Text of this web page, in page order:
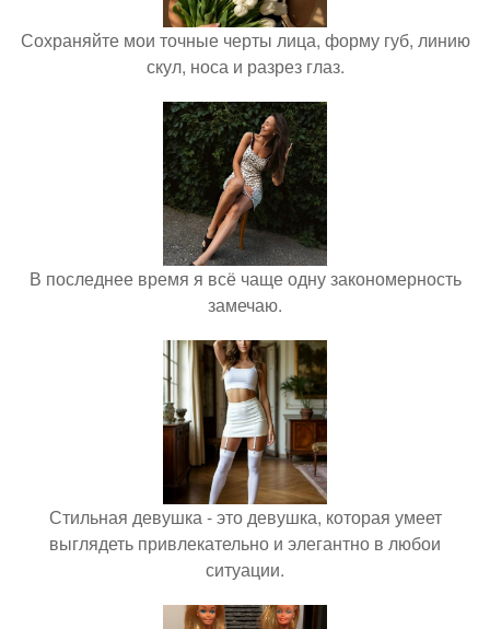
Сохраняйте мои точные черты лица, форму губ, линию
скул, носа и разрез глаз.
В последнее время я всё чаще одну закономерность
замечаю.
Стильная девушка - это девушка, которая умеет
выглядеть привлекательно и элегантно в любои
ситуации.